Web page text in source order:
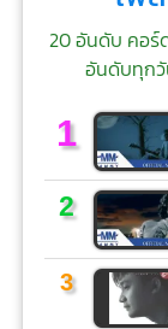
20 อันดับ คอร์
อันดับทุก
1
2
3